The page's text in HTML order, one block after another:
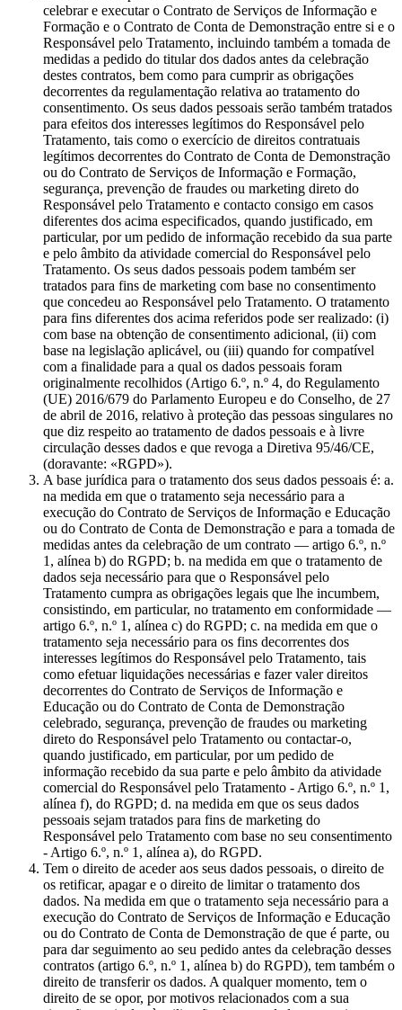
celebrar e executar o Contrato de Serviços de Informação e
Formação e o Contrato de Conta de Demonstração entre si e o
Responsável pelo Tratamento, incluindo também a tomada de
medidas a pedido do titular dos dados antes da celebração
destes contratos, bem como para cumprir as obrigações
decorrentes da regulamentação relativa ao tratamento do
consentimento. Os seus dados pessoais serão também tratados
para efeitos dos interesses legítimos do Responsável pelo
Tratamento, tais como o exercício de direitos contratuais
legítimos decorrentes do Contrato de Conta de Demonstração
ou do Contrato de Serviços de Informação e Formação,
segurança, prevenção de fraudes ou marketing direto do
Responsável pelo Tratamento e contacto consigo em casos
diferentes dos acima especificados, quando justificado, em
particular, por um pedido de informação recebido da sua parte
e pelo âmbito da atividade comercial do Responsável pelo
Tratamento. Os seus dados pessoais podem também ser
tratados para fins de marketing com base no consentimento
que concedeu ao Responsável pelo Tratamento. O tratamento
para fins diferentes dos acima referidos pode ser realizado: (i)
com base na obtenção de consentimento adicional, (ii) com
base na legislação aplicável, ou (iii) quando for compatível
com a finalidade para a qual os dados pessoais foram
originalmente recolhidos (Artigo 6.º, n.º 4, do Regulamento
(UE) 2016/679 do Parlamento Europeu e do Conselho, de 27
de abril de 2016, relativo à proteção das pessoas singulares no
que diz respeito ao tratamento de dados pessoais e à livre
circulação desses dados e que revoga a Diretiva 95/46/CE,
(doravante: «RGPD»).
A base jurídica para o tratamento dos seus dados pessoais é: a.
na medida em que o tratamento seja necessário para a
execução do Contrato de Serviços de Informação e Educação
ou do Contrato de Conta de Demonstração e para a tomada de
medidas antes da celebração de um contrato — artigo 6.º, n.º
1, alínea b) do RGPD; b. na medida em que o tratamento de
dados seja necessário para que o Responsável pelo
Tratamento cumpra as obrigações legais que lhe incumbem,
consistindo, em particular, no tratamento em conformidade —
artigo 6.º, n.º 1, alínea c) do RGPD; c. na medida em que o
tratamento seja necessário para os fins decorrentes dos
interesses legítimos do Responsável pelo Tratamento, tais
como efetuar liquidações necessárias e fazer valer direitos
decorrentes do Contrato de Serviços de Informação e
Educação ou do Contrato de Conta de Demonstração
celebrado, segurança, prevenção de fraudes ou marketing
direto do Responsável pelo Tratamento ou contactar-o,
quando justificado, em particular, por um pedido de
informação recebido da sua parte e pelo âmbito da atividade
comercial do Responsável pelo Tratamento - Artigo 6.º, n.º 1,
alínea f), do RGPD; d. na medida em que os seus dados
pessoais sejam tratados para fins de marketing do
Responsável pelo Tratamento com base no seu consentimento
- Artigo 6.º, n.º 1, alínea a), do RGPD.
Tem o direito de aceder aos seus dados pessoais, o direito de
os retificar, apagar e o direito de limitar o tratamento dos
dados. Na medida em que o tratamento seja necessário para a
execução do Contrato de Serviços de Informação e Educação
ou do Contrato de Conta de Demonstração de que é parte, ou
para dar seguimento ao seu pedido antes da celebração desses
contratos (artigo 6.º, n.º 1, alínea b) do RGPD), tem também o
direito de transferir os dados. A qualquer momento, tem o
direito de se opor, por motivos relacionados com a sua